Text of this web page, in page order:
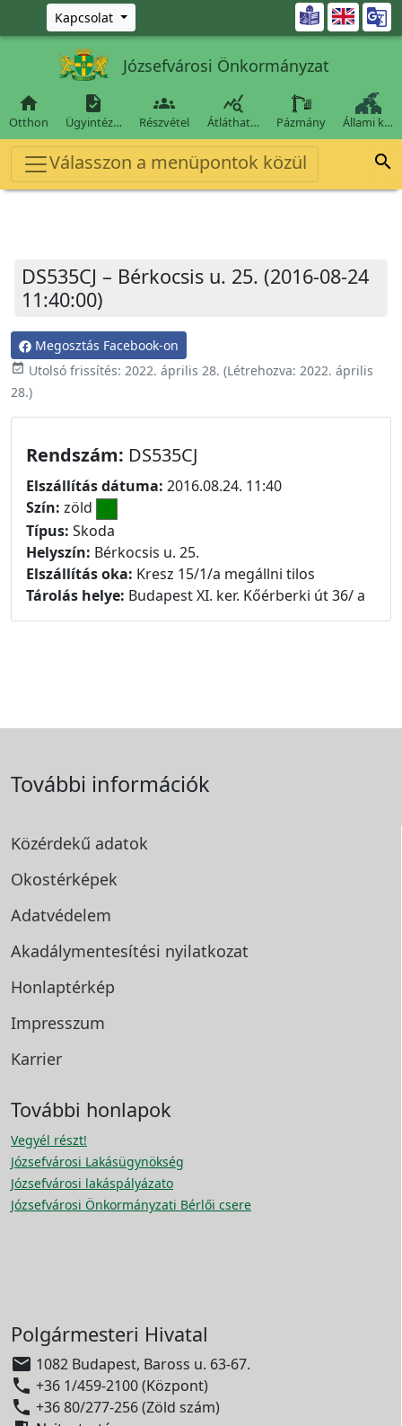
Ugrás a fő tartalomra
Kapcsolat 
Józsefvárosi Önkormányzat

Otthon

Ügyintéz…

Részvétel

Átláthat… Pázmány Állami k…
Válasszon a menüpontok közül 
DS535CJ – Bérkocsis u. 25. (2016-08-24
11:40:00)
Megosztás Facebook-on
event_available Utolsó frissítés: 2022. április 28. (Létrehozva: 2022. április
28.)
Rendszám: DS535CJ
Elszállítás dátuma: 2016.08.24. 11:40
Szín: zöld
Típus: Skoda
Helyszín: Bérkocsis u. 25.
Elszállítás oka: Kresz 15/1/a megállni tilos
Tárolás helye: Budapest XI. ker. Kőérberki út 36/ a
További információk
Közérdekű adatok
Okostérképek
Adatvédelem
Akadálymentesítési nyilatkozat
Honlaptérkép
Impresszum
Karrier
További honlapok
Vegyél részt!
Józsefvárosi Lakásügynökség
Józsefvárosi lakáspályázato
Józsefvárosi Önkormányzati Bérlői csere
Polgármesteri Hivatal
 1082 Budapest, Baross u. 63-67.
 +36 1/459-2100 (Központ)
 +36 80/277-256 (Zöld szám)